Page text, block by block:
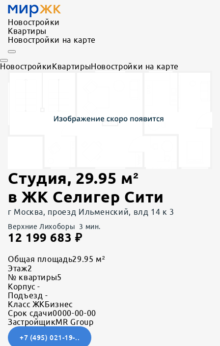
Новостройки
Квартиры
Новостройки на карте
НовостройкиКвартирыНовостройки на карте
Студия, 29.95 м²
вЖК Селигер Сити
г Москва, проезд Ильменский, влд 14 к 3
Верхние Лихоборы 3 мин.
12 199 683 ₽
Общая площадь29.95 м²
Этаж2
№ квартиры5
Корпус -
Подъезд -
Класс ЖКБизнес
Срок сдачи0000-00-00
ЗастройщикMR Group
+7 (495) 021-19-..